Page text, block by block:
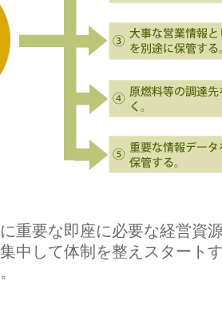
重要な即座に必要な経営資
中して体制を整えスタート